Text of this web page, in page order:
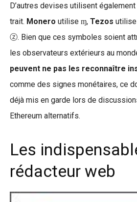
D’autres devises utilisent
trait. Monero utilise ɱ, Tezos
ⓩ. Bien que ces symboles soient
les observateurs extérieurs au
peuvent ne pas les reconnaître
comme des signes monétaires, ce
déjà mis en garde lors de
Ethereum alternatifs.
Les
rédacteur web